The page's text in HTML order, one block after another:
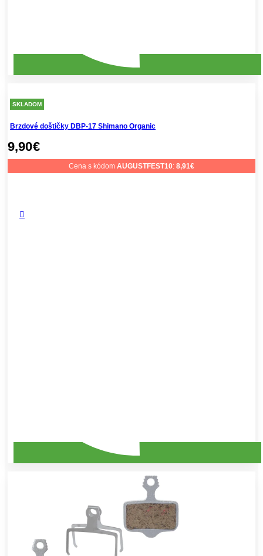
SKLADOM
Brzdové doštičky DBP-17 Shimano Organic
9,90€
Cena s kódom AUGUSTFEST10: 8,91€